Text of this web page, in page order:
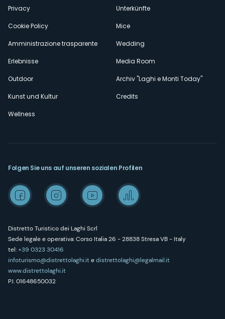
Privacy
Cookie Policy
Amministrazione trasparente
Erlebnisse
Outdoor
Kunst und Kultur
Wellness
Unterkünfte
Mice
Wedding
Media Room
Archiv "Laghi e Monti Today"
Credits
Distretto Turistico dei Laghi Scrl
Sede legale e operativa: Corso Italia 26 - 28838 Stresa VB - Italy
tel:+39 0323 30416
infoturismo@distrettolaghi.itedistrettolaghi@legalmail.it
www.distrettolaghi.it
P.I. 01648650032
Folgen Sie uns auf unseren sozialen Profilen